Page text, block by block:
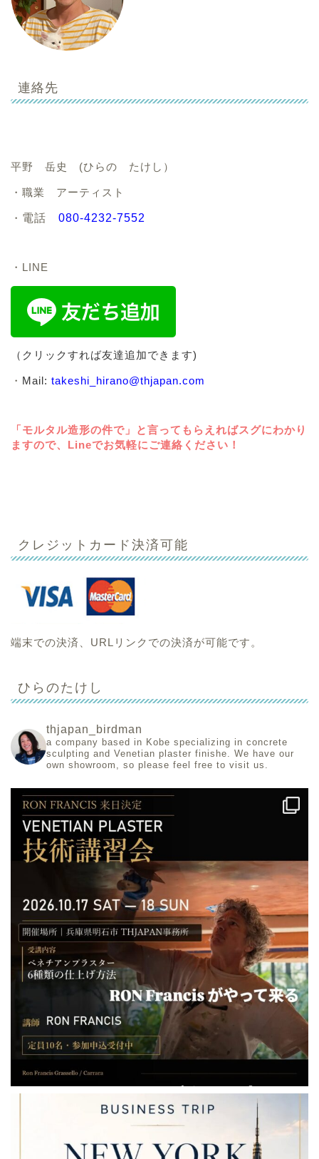
連絡先
平野 岳史 (ひらの たけし）
・職業 アーティスト
・ 電話 080-4232-7552
・LINE
（クリックすれば友達追加できます)
・ Mail: takeshi_hirano@thjapan.com
「モルタル造形の件で」と言ってもらえればスグにわかり
ますので、Lineでお気軽にご連絡ください！
クレジットカード決済可能
端末での決済、URLリンクでの決済が可能です。
ひらのたけし
thjapan_birdman
a company based in Kobe specializing in concrete
sculpting and Venetian plaster finishe.
We have our
own showroom, so please feel free to visit us.